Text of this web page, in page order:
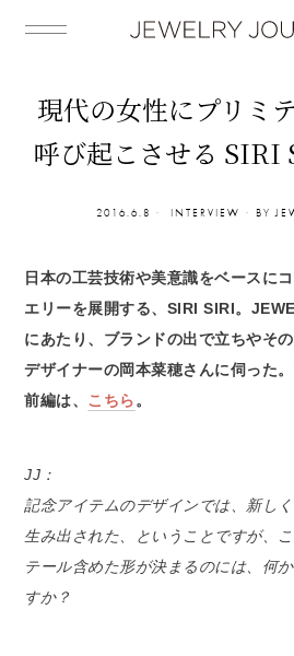
現代の女性にプリミ
呼び起こさせる SIRI
2016.6.8 INTERVIEW BY
日本の工芸技術や美意識をベースに
エリーを展開する、SIRI SIRI。
にあたり、ブランドの出で立ちやそ
デザイナーの岡本菜穂さんに伺った
前編は、 こちら。
JJ：
記念アイテムのデザインでは、新し
生み出された、ということですが、
テール含めた形が決まるのには、何
すか？